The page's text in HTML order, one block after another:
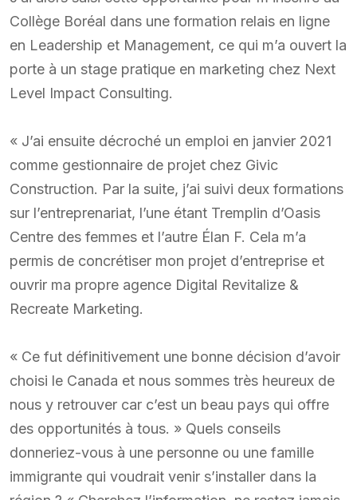
Collège Boréal dans une formation relais en ligne
en Leadership et Management, ce qui m’a ouvert la
porte à un stage pratique en marketing chez Next
Level Impact Consulting.
« J’ai ensuite décroché un emploi en janvier 2021
comme gestionnaire de projet chez Givic
Construction. Par la suite, j’ai suivi deux formations
sur l’entreprenariat, l’une étant Tremplin d’Oasis
Centre des femmes et l’autre Élan F. Cela m’a
permis de concrétiser mon projet d’entreprise et
ouvrir ma propre agence Digital Revitalize &
Recreate Marketing.
« Ce fut définitivement une bonne décision d’avoir
choisi le Canada et nous sommes très heureux de
nous y retrouver car c’est un beau pays qui offre
des opportunités à tous. » Quels conseils
donneriez-vous à une personne ou une famille
immigrante qui voudrait venir s’installer dans la